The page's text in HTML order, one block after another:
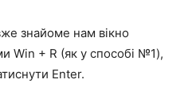
знайоме нам вікно
Win + R (як у способі №1),
Enter.